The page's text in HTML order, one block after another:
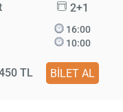
2+1
16:00
10:00
TL BİLET AL